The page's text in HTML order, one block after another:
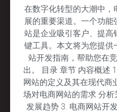
在数字化转型的大潮中
展的重要渠道。一个功
站是企业吸引客户、提高
键工具。本文将为您提供
站开发指南，帮助您在
出。 目录 章节 内容概述
网站的定义及其在现代商
场对电商网站的需求 分
发展趋势 3. 电商网站开